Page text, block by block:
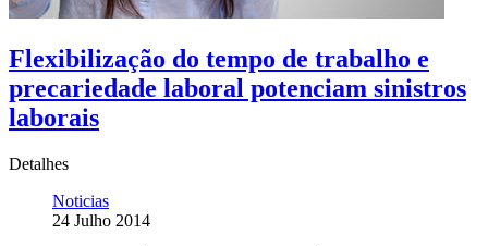
Flexibilização do tempo de trabalho e
precariedade laboral potenciam sinistros
laborais
Detalhes
Noticias
24 Julho 2014